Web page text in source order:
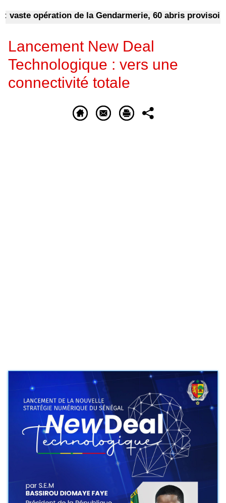
opération de la Gendarmerie, 60 abris provisoires
Lancement New Deal
Technologique : vers une
connectivité totale